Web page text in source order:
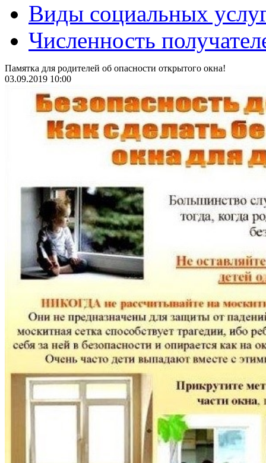
Виды социальных
Численность
Памятка для родителей об опасности открытого окна!
03.09.2019 10:00